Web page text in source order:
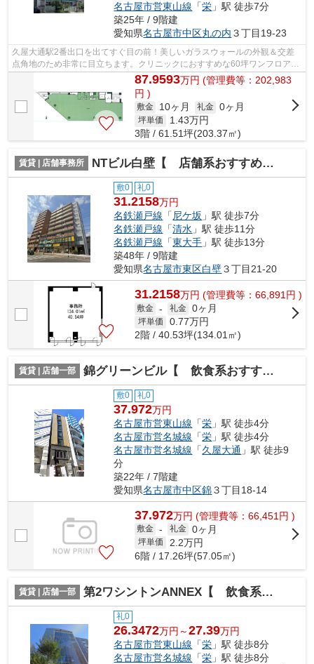
名古屋市営東山線 「栄 」駅 徒歩7分
築25年 / 9階建
愛知県名古屋市中区丸の内 ３丁目19-23
久屋大通駅2番出口を出てすぐ目の前！美しいガラスウォールの外観＆交差
点角地のため非常に目立ちます。クリニックにおすすめな60坪ワンフロア！
（※事務所利用の場合は普通借家契約3年...
87.9593万円 (管理費等：202,983
円 )
敷金 10ヶ月 礼金 0ヶ月
坪単価 1.43万円
3階 / 61.51坪(203.37㎡)
賃貸 | 店舗事務所 NTビル白壁【 店舗系おすすめ 】
敷0 礼0
31.2158万円
名鉄瀬戸線 「 尼ケ坂 」駅 徒歩7分
名鉄瀬戸線 「清水 」駅 徒歩11分
名鉄瀬戸線 「東大手 」駅 徒歩13分
築48年 / 9階建
愛知県名古屋市東区白壁３丁目21-20
31.2158万円 (管理費等：66,891円 )
敷金 - 礼金 0ヶ月
坪単価 0.77万円
2階 / 40.53坪(134.01㎡)
賃貸 | 店舗一部 錦グリーンビル【 飲食系おすすめ 】
敷0 礼0
37.972万円
名古屋市営東山線 「栄 」駅 徒歩4分
名古屋市営名城線 「栄 」駅 徒歩4分
名古屋市営名城線 「久屋大通 」駅 徒歩9
分
築22年 / 7階建
愛知県名古屋市中区錦３丁目18-14
37.972万円 (管理費等：66,451円 )
敷金 - 礼金 0ヶ月
坪単価 2.2万円
6階 / 17.26坪(57.05㎡)
賃貸 | 店舗一部 第2ワシントンANNEX【 飲食系おすすめ 】
礼0
26.3472万円～27.39万円
名古屋市営東山線 「栄 」駅 徒歩8分
名古屋市営名城線 「栄 」駅 徒歩8分